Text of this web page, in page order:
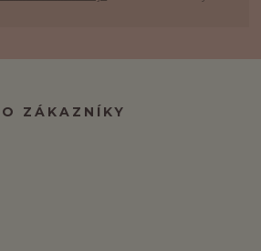
ZÁKAZNÍKY